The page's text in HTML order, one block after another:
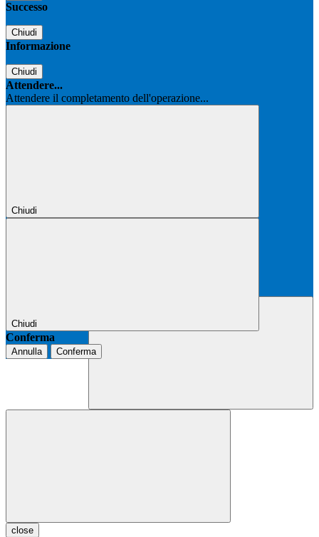
Successo
Chiudi
Informazione
Chiudi
Attendere...
Attendere il completamento dell'operazione...
Chiudi
Chiudi
Conferma
Annulla Conferma
close